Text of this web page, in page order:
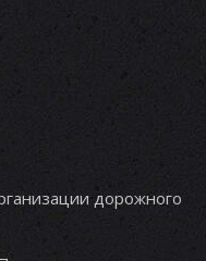
дорожного